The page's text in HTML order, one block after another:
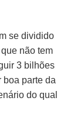
se dividido
não tem
3 bilhões
boa parte da
do qual